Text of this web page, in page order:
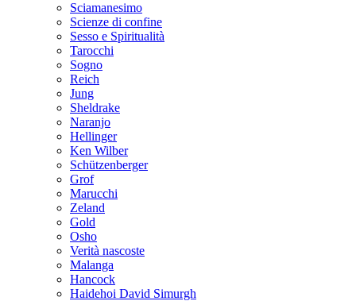
Sciamanesimo
Scienze di confine
Sesso e Spiritualità
Tarocchi
Sogno
Reich
Jung
Sheldrake
Naranjo
Hellinger
Ken Wilber
Schützenberger
Grof
Marucchi
Zeland
Gold
Osho
Verità nascoste
Malanga
Hancock
Haidehoi David Simurgh